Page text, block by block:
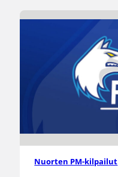
Nuorten PM-kilpailut